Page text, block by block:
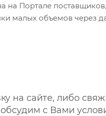
Портале
малых объемов через
на сайте, либо
с Вами